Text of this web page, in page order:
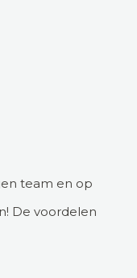
team en op
De voordelen